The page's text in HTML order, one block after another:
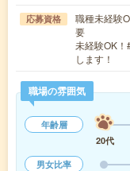
応募資格
職種未経験
要
未経験OK
します！
職場の雰囲気
年齢層
20代
男女比率